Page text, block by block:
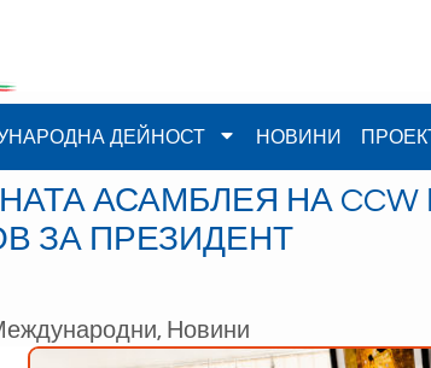
ДЕЙНОСТ НОВИНИ
АСАМБЛЕЯ НА
ЗА ПРЕЗИДЕНТ
, Новини